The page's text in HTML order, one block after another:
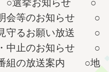
○選挙お知らせ ○
明会等のお知らせ ○
見守るお願い放送 ○
・中止のお知らせ ○
番組の放送案内 ○地